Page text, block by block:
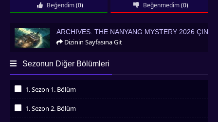
Beğendim (0) Beğenmedim (0)
Archives: The Nanyang Mystery 2026 Çin
ARCHIVES: THE NANYANG MYSTERY 2026 ÇIN
Dizinin Sayfasına Git
Sezonun Diğer Bölümleri
1. Sezon 1. Bölüm
1. Sezon 2. Bölüm